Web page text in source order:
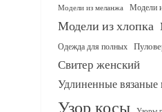
Модели из меланжа Модели
Модели из хлопка
Одежда для полных
Свитер женский
Удлиненные вязаные
Узор косы